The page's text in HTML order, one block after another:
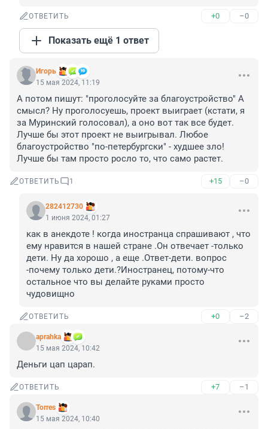
ОТВЕТИТЬ +0 –0
Показать ещё 1 ответ
Игoрь
15 мая 2024, 11:19
А потом пишут: "проголосуйте за благоустройство" А
смысл? Ну проголосуешь, проект выиграет (кстати, я
за Муринский голосовал), а оно вот так все будет.
Лучше бы этот проект не выигрывал. Любое
благоустройство "по-петербургски" - худшее зло!
Лучше бы там просто росло то, что само растет.
ОТВЕТИТЬ 1 +15 –0
282412730
1 июня 2024, 01:27
как в анекдоте ! когда иностранца спрашивают , что
ему нравится в нашей стране .Он отвечает -только
дети. Ну да хорошо , а еще .Ответ-дети. вопрос
-почему только дети.?Иностранец, потому-что
остальное что вы делайте руками просто
чудовищно
ОТВЕТИТЬ +0 –2
aprahka
15 мая 2024, 10:42
Деньги цап царап.
ОТВЕТИТЬ +7 –1
Torres
15 мая 2024, 10:40